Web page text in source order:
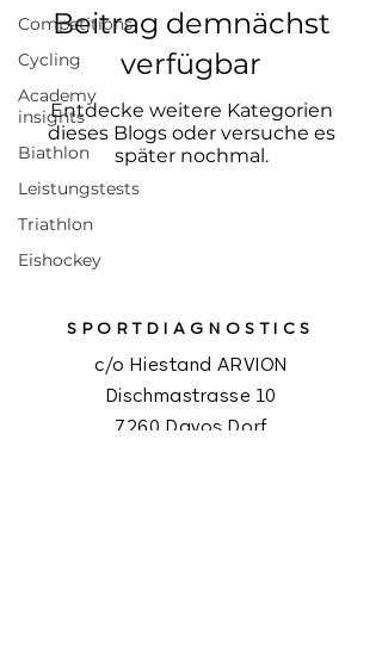
Competitions
Cycling
Academy
insights
Biathlon
Leistungstests
Triathlon
Eishockey
Beitrag demnächst
verfügbar
Entdecke weitere Kategorien
dieses Blogs oder versuche es
später nochmal.
SPORTDIAGNOSTICS
c/o Hiestand ARVION
Dischmastrasse 10
7260 Davos Dorf